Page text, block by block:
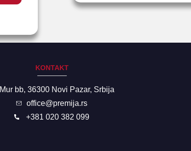
KONTAKT
Mur bb, 36300 Novi Pazar, Srbija
office@premija.rs
+381 020 382 099